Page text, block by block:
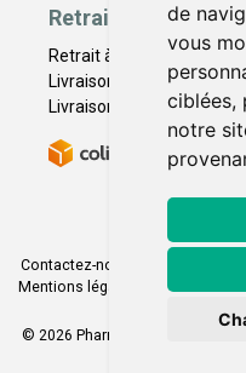
de
vous
ciblées,
notre
Retrait - Livraison
Retrait à la pharmacie -
Livraison en Point Relais
Livraison à domicile
Contactez-nous
Mentions légales
Conditions
Cookies
© 2026 Pharmacie Franco